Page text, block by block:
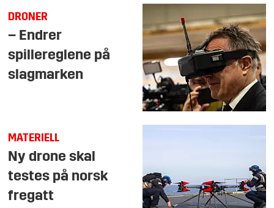
DRONER
– Endrer
spillereglene på
slagmarken
MATERIELL
Ny drone skal
testes på norsk
fregatt